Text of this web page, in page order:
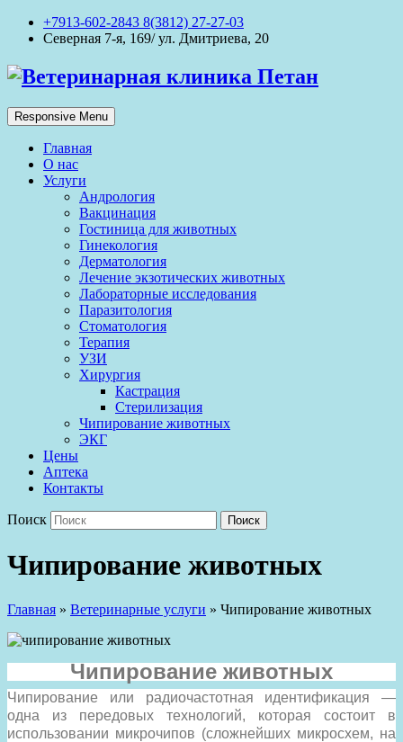
+7913-602-2843 8(3812) 27-27-03
Северная 7-я, 169/ ул. Дмитриева, 20
Responsive Menu
Главная
О нас
Услуги
Андрология
Вакцинация
Гостиница для животных
Гинекология
Дерматология
Лечение экзотических животных
Лабораторные исследования
Паразитология
Стоматология
Терапия
УЗИ
Хирургия
Кастрация
Стерилизация
Чипирование животных
ЭКГ
Цены
Аптека
Контакты
Поиск
Чипирование животных
Главная » Ветеринарные услуги » Чипирование животных
Чипирование животных
Чипирование или радиочастотная идентификация —
одна из передовых технологий, которая состоит в
использовании микрочипов (сложнейших микросхем, на